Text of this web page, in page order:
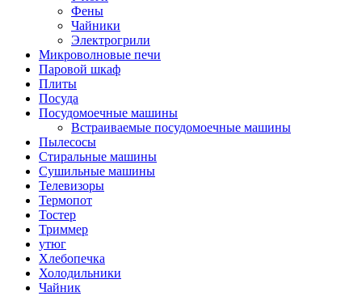
Фены
Чайники
Электрогрили
Микроволновые печи
Паровой шкаф
Плиты
Посуда
Посудомоечные машины
Встраиваемые посудомоечные машины
Пылесосы
Стиральные машины
Сушильные машины
Телевизоры
Термопот
Тостер
Триммер
утюг
Хлебопечка
Холодильники
Чайник